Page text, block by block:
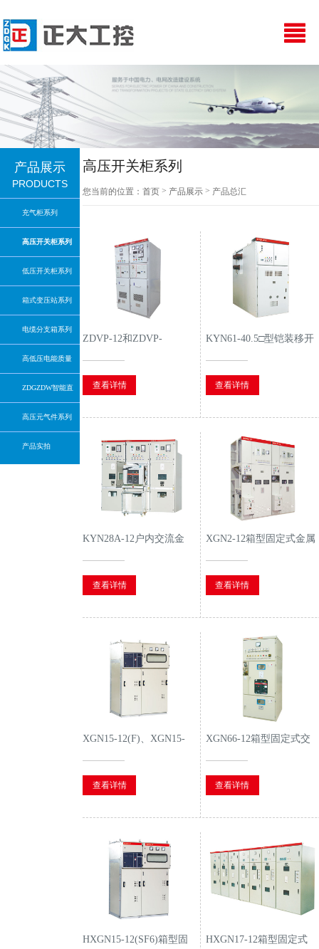
产品展示
PRODUCTS
充气柜系列
高压开关柜系列
低压开关柜系列
箱式变压站系列
电缆分支箱系列
高低压电能质量
治理系统
ZDGZDW智能直
流屏
高压元气件系列
产品实拍
高压开关柜系列
您当前的位置：首页 > 产品展示 > 产品总汇
ZDVP-12和ZDVP-
12（F.R）户内交流高压
固定式开关柜
查看详情
KYN61-40.5□型铠装移开
式交流金属封闭开关设备
查看详情
KYN28A-12户内交流金
属铠装中置式开关设备
查看详情
XGN2-12箱型固定式金属
封闭开关设备
查看详情
XGN15-12(F)、XGN15-
12(F·R)固定式户内交流
金属封闭开关设备
查看详情
XGN66-12箱型固定式交
流金属封闭开关设备
查看详情
HXGN15-12(SF6)箱型固
HXGN17-12箱型固定式